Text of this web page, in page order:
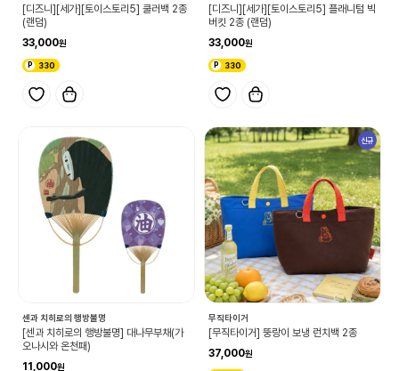
[디즈니][세가][토이스토리5] 쿨러백 2종
(랜덤)
33,000
330
[디즈니][세가][토이스토리5] 플래니텀 빅
버킷 2종 (랜덤)
33,000
330
센과 치히로의 행방불명
[센과 치히로의 행방불명] 대나무부채(가
오나시와 온천패)
11,000
신규
무직타이거
[무직타이거] 뚱랑이 보냉 런치백 2종
37,000